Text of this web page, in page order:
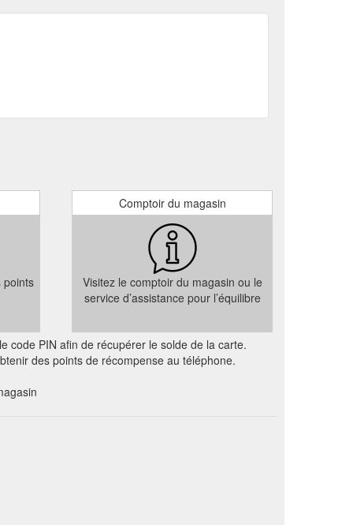
points
Comptoir du magasin
Visitez le comptoir du magasin ou le
service d’assistance pour l’équilibre
code PIN afin de récupérer le solde de la carte.
des points de récompense au téléphone.